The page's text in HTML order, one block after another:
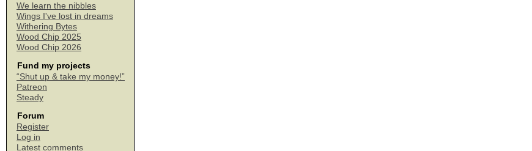
We learn the nibbles
Wings I've lost in dreams
Withering Bytes
Wood Chip 2025
Wood Chip 2026
Fund my projects
“Shut up & take my money!”
Patreon
Steady
Forum
Register
Log in
Latest comments